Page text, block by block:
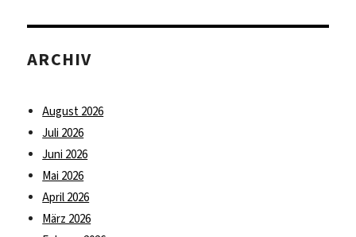
ARCHIV
August 2026
Juli 2026
Juni 2026
Mai 2026
April 2026
März 2026